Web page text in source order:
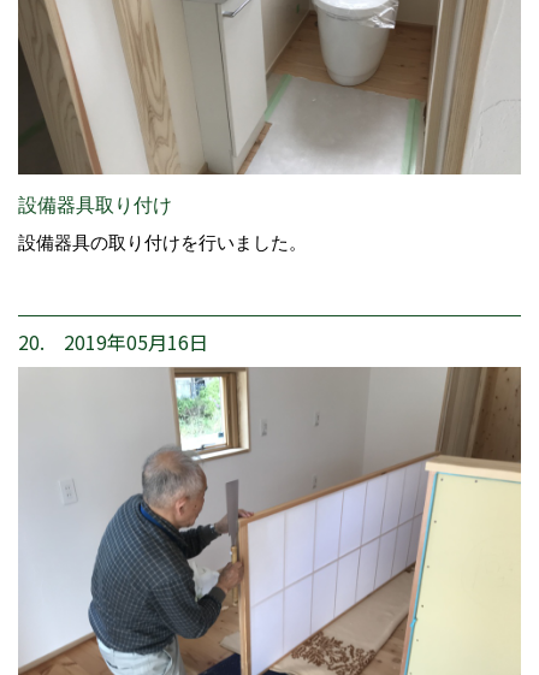
設備器具取り付け
設備器具の取り付けを行いました。
20. 2019年05月16日